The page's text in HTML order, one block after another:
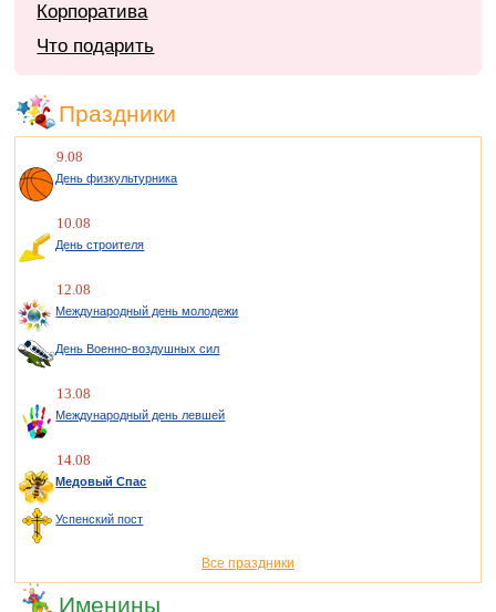
Корпоратива
Что подарить
Праздники
9.08
День физкультурника
10.08
День строителя
12.08
Международный день молодежи
День Военно-воздушных сил
13.08
Международный день левшей
14.08
Медовый Спас
Успенский пост
Все праздники
Именины